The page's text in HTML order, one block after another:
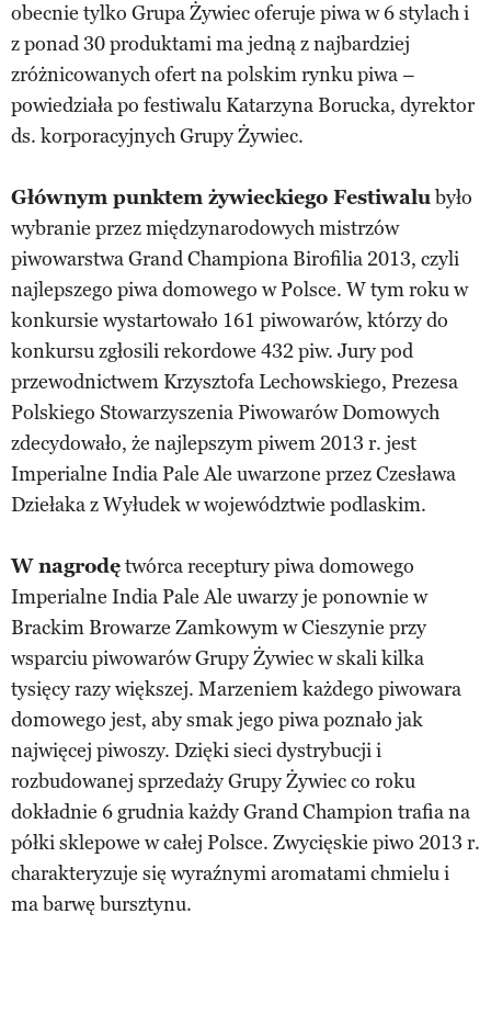
obecnie tylko Grupa Żywiec oferuje piwa w 6 stylach i
z ponad 30 produktami ma jedną z najbardziej
zróżnicowanych ofert na polskim rynku piwa –
powiedziała po festiwalu Katarzyna Borucka, dyrektor
ds. korporacyjnych Grupy Żywiec.
Głównym punktem żywieckiego Festiwalubyło
wybranie przez międzynarodowych mistrzów
piwowarstwa Grand Championa Birofilia 2013, czyli
najlepszego piwa domowego w Polsce. W tym roku w
konkursie wystartowało 161 piwowarów, którzy do
konkursu zgłosili rekordowe 432 piw. Jury pod
przewodnictwem Krzysztofa Lechowskiego, Prezesa
Polskiego Stowarzyszenia Piwowarów Domowych
zdecydowało, że najlepszym piwem 2013 r. jest
Imperialne India Pale Ale uwarzone przez Czesława
Dziełaka z Wyłudek w województwie podlaskim.
W nagrodętwórca receptury piwa domowego
Imperialne India Pale Ale uwarzy je ponownie w
Brackim Browarze Zamkowym w Cieszynie przy
wsparciu piwowarów Grupy Żywiec w skali kilka
tysięcy razy większej. Marzeniem każdego piwowara
domowego jest, aby smak jego piwa poznało jak
najwięcej piwoszy. Dzięki sieci dystrybucji i
rozbudowanej sprzedaży Grupy Żywiec co roku
dokładnie 6 grudnia każdy Grand Champion trafia na
półki sklepowe w całej Polsce. Zwycięskie piwo 2013 r.
charakteryzuje się wyraźnymi aromatami chmielu i
ma barwę bursztynu.